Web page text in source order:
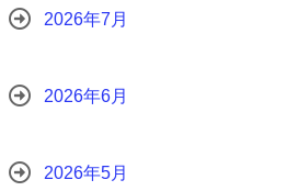
2026年7月
2026年6月
2026年5月